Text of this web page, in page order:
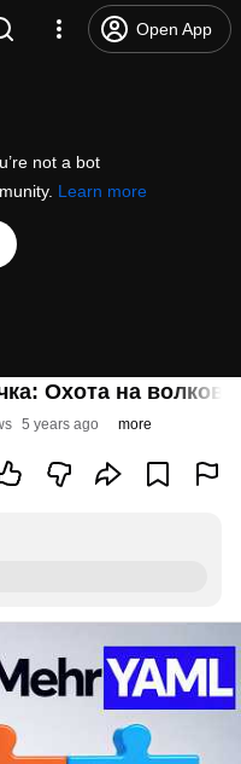
Open App
not a bot
Learn more
Охота на волков
5 years ago more